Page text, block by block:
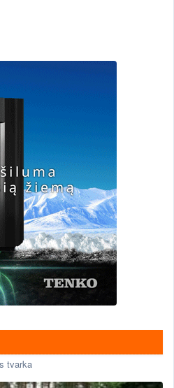
tvarka